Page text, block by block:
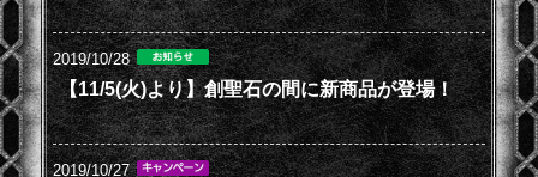
2019/10/28
【11/5(火)より】創聖石の間に新商品が登場！
2019/10/27